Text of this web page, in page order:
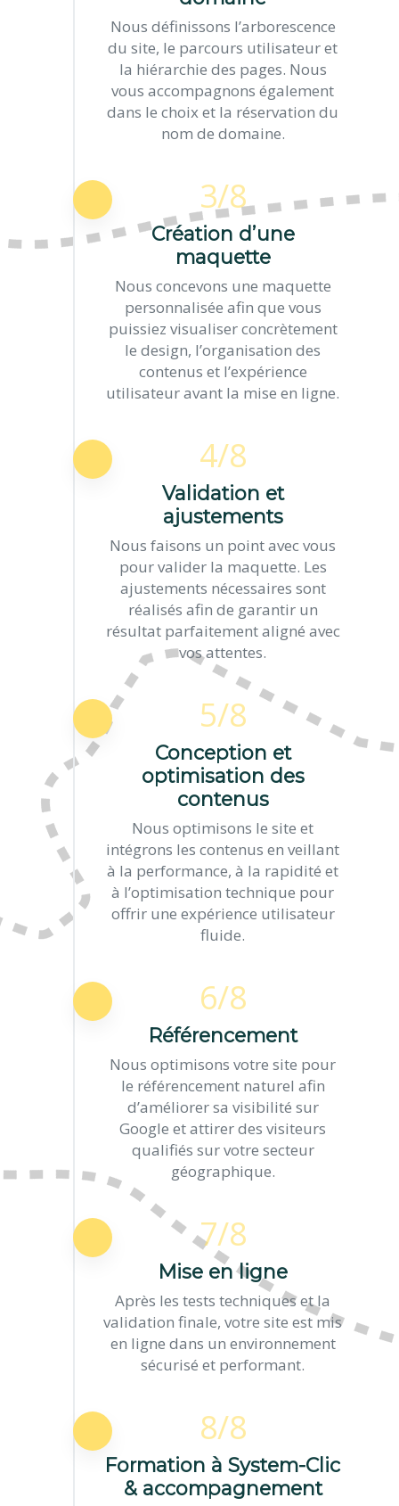
Nous définissons l’arborescence
du site, le parcours utilisateur et
la hiérarchie des pages. Nous
vous accompagnons également
dans le choix et la réservation du
nom de domaine.
3/8
Création d’une
maquette
Nous concevons une maquette
personnalisée afin que vous
puissiez visualiser concrètement
le design, l’organisation des
contenus et l’expérience
utilisateur avant la mise en ligne.
4/8
Validation et
ajustements
Nous faisons un point avec vous
pour valider la maquette. Les
ajustements nécessaires sont
réalisés afin de garantir un
résultat parfaitement aligné avec
vos attentes.
5/8
Conception et
optimisation des
contenus
Nous optimisons le site et
intégrons les contenus en veillant
à la performance, à la rapidité et
à l’optimisation technique pour
offrir une expérience utilisateur
fluide.
6/8
Référencement
Nous optimisons votre site pour
le référencement naturel afin
d’améliorer sa visibilité sur
Google et attirer des visiteurs
qualifiés sur votre secteur
géographique.
7/8
Mise en ligne
Après les tests techniques et la
validation finale, votre site est mis
en ligne dans un environnement
sécurisé et performant.
8/8
Formation à System-Clic
& accompagnement